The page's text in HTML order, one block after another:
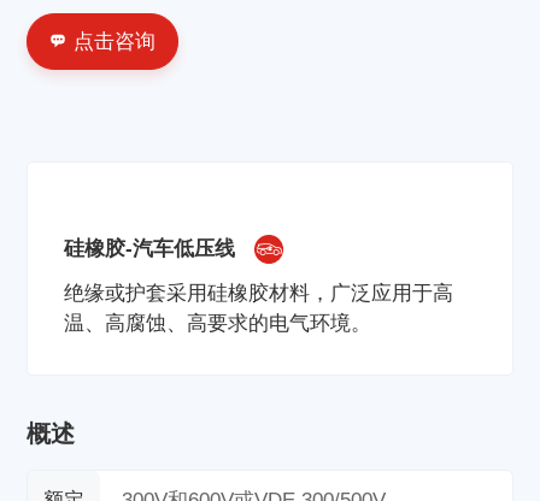
联系我们点击咨询
硅橡胶-汽车低压线
绝缘或护套采用硅橡胶材料，广泛应用于高
温、高腐蚀、高要求的电气环境。
概述